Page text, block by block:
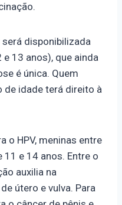
disponibilizada
13 anos), que ainda
é única. Quem
de idade terá direito à
o HPV, meninas entre
11 e 14 anos. Entre o
auxilia na
útero e vulva. Para